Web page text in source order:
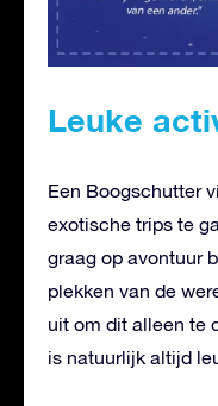
Leuke
Een Boogschutter
exotische trips te
graag op avontuur
plekken van de
uit om dit alleen te
is natuurlijk altijd